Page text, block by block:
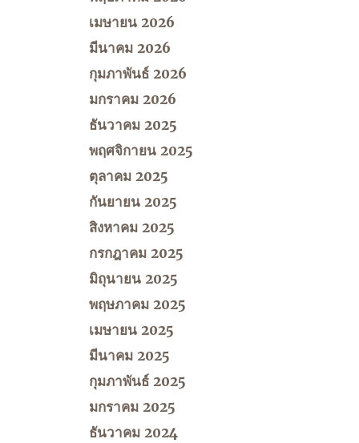
เมษายน 2026
มีนาคม 2026
กุมภาพันธ์ 2026
มกราคม 2026
ธันวาคม 2025
พฤศจิกายน 2025
ตุลาคม 2025
กันยายน 2025
สิงหาคม 2025
กรกฎาคม 2025
มิถุนายน 2025
พฤษภาคม 2025
เมษายน 2025
มีนาคม 2025
กุมภาพันธ์ 2025
มกราคม 2025
ธันวาคม 2024